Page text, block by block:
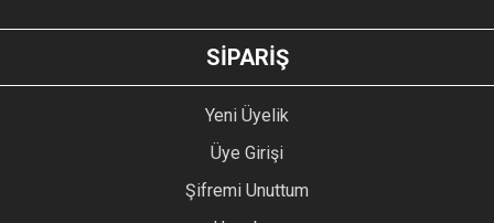
GÖNDER
SİPARİŞ
Yeni Üyelik
Üye Girişi
Şifremi Unuttum